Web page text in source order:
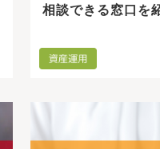
相談できる窓口を